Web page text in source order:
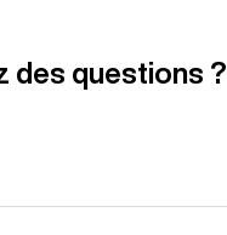
des questions ?